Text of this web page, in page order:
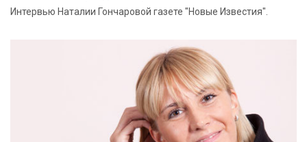
Интервью Наталии Гончаровой газете "Новые Известия".